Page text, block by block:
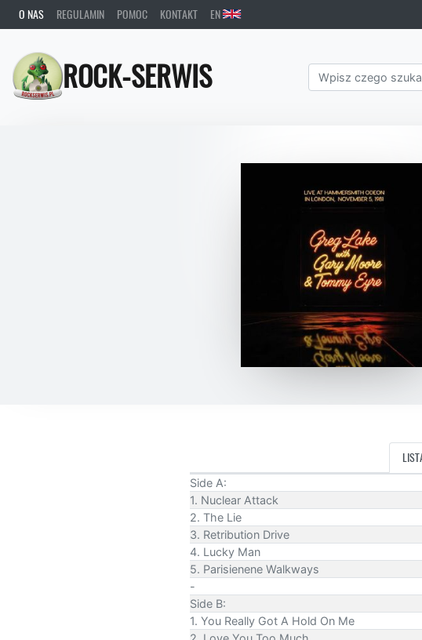
O NAS REGULAMIN POMOC KONTAKT EN
ROCK-SERWIS
Side A:
1. Nuclear Attack
2. The Lie
3. Retribution Drive
4. Lucky Man
5. Parisienene Walkways
-
Side B:
1. You Really Got A Hold On Me